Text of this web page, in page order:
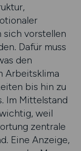
sich vorstellen
Dafür muss
den
Arbeitsklima
bis hin zu
Im Mittelstand
weil
zentrale
Eine Anzeige,